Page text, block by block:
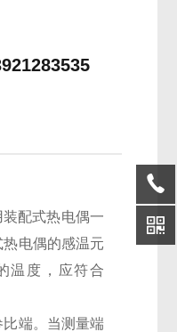
配式热电偶一
电偶的感温元
温度，应符合
端。当测量端